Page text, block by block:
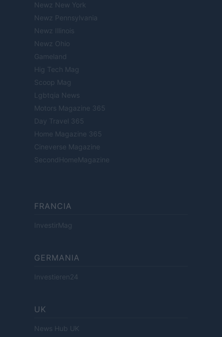
Newz New York
Newz Pennsylvania
Newz Illinois
Newz Ohio
Gameland
Hig Tech Mag
Scoop Mag
Lgbtqia News
Motors Magazine 365
Day Travel 365
Home Magazine 365
Cineverse Magazine
SecondHomeMagazine
FRANCIA
InvestirMag
GERMANIA
Investieren24
UK
News Hub UK